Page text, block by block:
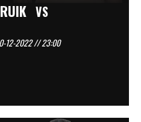
VS
12-2022 // 23:00